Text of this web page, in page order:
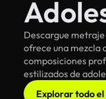
Descargue
ofrece una mezcla
composiciones
estilizados de
Explorar todo el